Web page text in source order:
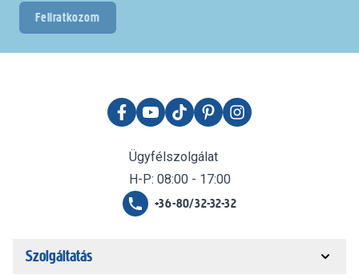
Feliratkozom
Ügyfélszolgálat
H-P: 08:00 - 17:00
+36-80/32-32-32
Szolgáltatás